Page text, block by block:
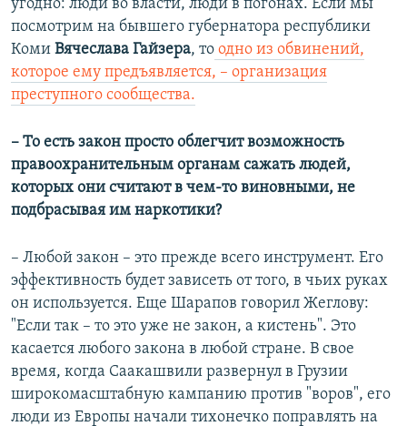
угодно: люди во власти, люди в погонах. Если мы
посмотрим на бывшего губернатора республики
Коми Вячеслава Гайзера, то одно из обвинений,
которое ему предъявляется, – организация
преступного сообщества.
– То есть закон просто облегчит возможность
правоохранительным органам сажать людей,
которых они считают в чем-то виновными, не
подбрасывая им наркотики?
– Любой закон – это прежде всего инструмент. Его
эффективность будет зависеть от того, в чьих руках
он используется. Еще Шарапов говорил Жеглову:
"Если так – то это уже не закон, а кистень". Это
касается любого закона в любой стране. В свое
время, когда Саакашвили развернул в Грузии
широкомасштабную кампанию против "воров", его
люди из Европы начали тихонечко поправлять на